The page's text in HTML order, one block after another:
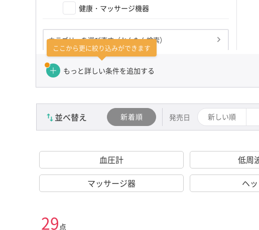
健康・マッサージ機器
カテゴリーを選び直す（かんたん検索）
ここから更に絞り込みができます
もっと詳しい条件を追加する
並べ替え 新着順 発売日 新しい順
血圧計 低周
マッサージ器
ヘ
29 点